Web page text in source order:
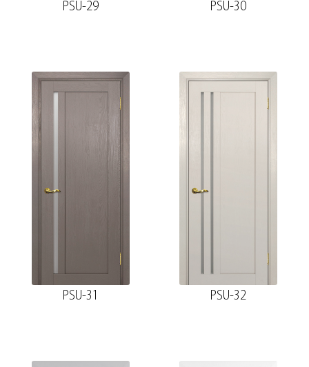
PSU-29 PSU-30
PSU-31 PSU-32